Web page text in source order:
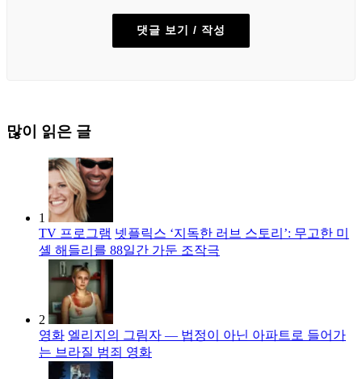
댓글 보기 / 작성
많이 읽은 글
1
TV 프로그램 넷플릭스 ‘지독한 러브 스토리’: 무고한 미
셸 해들리를 88일간 가둔 조작극
2
영화 엘리지의 그림자 — 법정이 아닌 아파트로 들어가
는 브라질 범죄 영화